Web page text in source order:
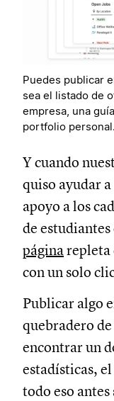
Puedes publicar
sea el listado de
empresa, una
portfolio personal.
Y cuando
quiso ayudar
apoyo a los
de
páginarepleta
con un solo
Publicar algo
quebradero
encontrar un
estadísticas,
todo eso